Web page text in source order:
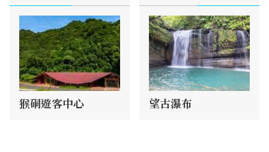
猴硐遊客中心 望古瀑布